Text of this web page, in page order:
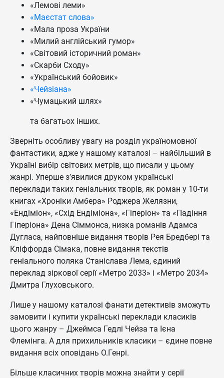
«Лемові леми»
«Маєстат слова»
«Мала проза України
«Милий англійський гумор»
«Світовий історичний роман»
«Скарби Сходу»
«Український бойовик»
«Чейзіана»
«Чумацький шлях»
та багатьох інших.
Зверніть особливу увагу на розділ україномовної
фантастики, адже у нашому каталозі – найбільший в
Україні вибір світових метрів, що писали у цьому
жанрі. Уперше з’явилися друком українські
переклади таких геніальних творів, як роман у 10-ти
книгах «Хроніки Амбера» Роджера Желязни,
«Ендіміон», «Схід Ендіміона», «Гіперіон» та «Падіння
Гіперіона» Дена Сіммонса, низка романів Адамса
Дугласа, найповніше видання творів Рея Бредбері та
Кліффорда Сімака, повне видання текстів
геніального поляка Станіслава Лема, єдиний
переклад зіркової серії «Метро 2033» і «Метро 2034»
Дмитра Глуховського.
Лише у нашому каталозі фанати детективів зможуть
замовити і купити українські переклади класиків
цього жанру – Джеймса Гедлі Чейза та Ієна
Флемінга. А для прихильників класики – єдине повне
видання всіх оповідань О.Генрі.
Більше класичних творів можна знайти у серії